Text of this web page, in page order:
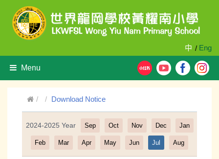
中 / Eng
Menu
Download Notice
Filter
2024-2025 Year Sep Oct Nov Dec Jan
Feb Mar Apr May Jun Jul Aug